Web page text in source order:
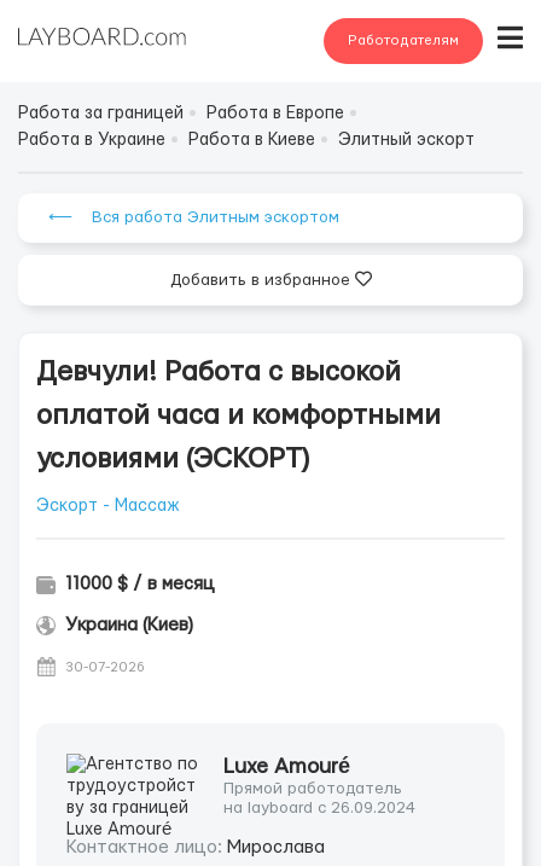
Работодателям
Работа за границей
Работа в Европе
Работа в Украине
Работа в Киеве Элитный эскорт
⟵ Вся работа Элитным эскортом
Добавить в избранное
Девчули! Работа с высокой
оплатой часа и комфортными
условиями (ЭСКОРТ)
Эскорт - Массаж
11000 $ / в месяц
Украина (Киев)
30-07-2026
Luxe Amouré
Прямой работодатель
на layboard с 26.09.2024
Контактное лицо: Мирослава